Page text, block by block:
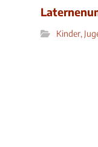
Kinder,